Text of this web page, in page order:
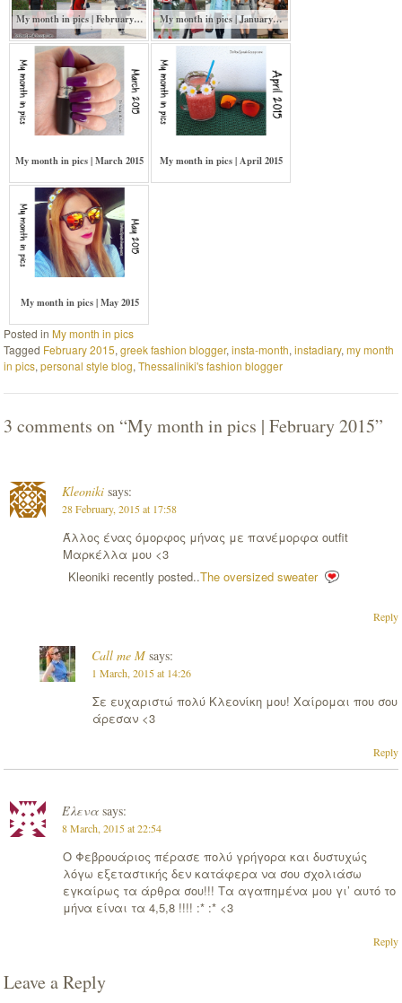
My month in pics | February… My month in pics | January…
My month in pics | March 2015 My month in pics | April 2015
My month in pics | May 2015
Posted in My month in pics
Tagged February 2015,greek fashion blogger,insta-month,instadiary,my month
in pics,personal style blog,Thessaliniki's fashion blogger
3 comments on “My month in pics | February 2015”
Kleoniki says:
28 February, 2015 at 17:58
Άλλος ένας όμορφος μήνας με πανέμορφα outfit
Μαρκέλλα μου <3
Kleoniki recently posted..The oversized sweater
Reply
Call me M says:
1 March, 2015 at 14:26
Σε ευχαριστώ πολύ Κλεονίκη μου! Χαίρομαι που σου
άρεσαν <3
Reply
Έλενα says:
8 March, 2015 at 22:54
Ο Φεβρουάριος πέρασε πολύ γρήγορα και δυστυχώς
λόγω εξεταστικής δεν κατάφερα να σου σχολιάσω
εγκαίρως τα άρθρα σου!!! Τα αγαπημένα μου γι’ αυτό το
μήνα είναι τα 4,5,8 !!!! :* :* <3
Reply
Leave a Reply